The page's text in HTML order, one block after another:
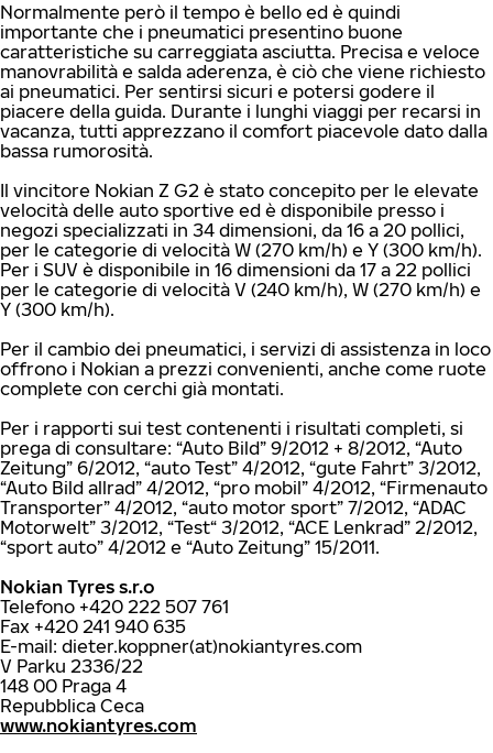
Normalmente però il tempo è bello ed è quindi
importante che i pneumatici presentino buone
caratteristiche su carreggiata asciutta. Precisa e veloce
manovrabilità e salda aderenza, è ciò che viene richiesto
ai pneumatici. Per sentirsi sicuri e potersi godere il
piacere della guida. Durante i lunghi viaggi per recarsi in
vacanza, tutti apprezzano il comfort piacevole dato dalla
bassa rumorosità.
Il vincitore Nokian Z G2 è stato concepito per le elevate
velocità delle auto sportive ed è disponibile presso i
negozi specializzati in 34 dimensioni, da 16 a 20 pollici,
per le categorie di velocità W (270 km/h) e Y (300 km/h).
Per i SUV è disponibile in 16 dimensioni da 17 a 22 pollici
per le categorie di velocità V (240 km/h), W (270 km/h) e
Y (300 km/h).
Per il cambio dei pneumatici, i servizi di assistenza in loco
offrono i Nokian a prezzi convenienti, anche come ruote
complete con cerchi già montati.
Per i rapporti sui test contenenti i risultati completi, si
prega di consultare: “Auto Bild” 9/2012 + 8/2012, “Auto
Zeitung” 6/2012, “auto Test” 4/2012, “gute Fahrt” 3/2012,
“Auto Bild allrad” 4/2012, “pro mobil” 4/2012, “Firmenauto
Transporter” 4/2012, “auto motor sport” 7/2012, “ADAC
Motorwelt” 3/2012, “Test“ 3/2012, “ACE Lenkrad” 2/2012,
“sport auto” 4/2012 e “Auto Zeitung” 15/2011.
Nokian Tyres s.r.o
Telefono +420 222 507 761
Fax +420 241 940 635
E-mail: dieter.koppner(at)nokiantyres.com
V Parku 2336/22
148 00 Praga 4
Repubblica Ceca
www.nokiantyres.com